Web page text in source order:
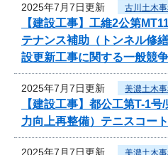
2025年7月7日更新 古川土木
【建設工事】工維2公第
テナンス補助（トンネル修
設更新工事に関する一般競
2025年7月7日更新 美濃土木
【建設工事】都公工第T-1
力向上再整備）テニスコー
2025年7月7日更新 美濃土木